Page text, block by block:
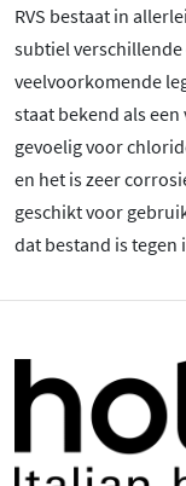
RVS bestaat in
subtiel verschillende
veelvoorkomende
staat bekend als een
gevoelig voor
en het is zeer
geschikt voor
dat bestand is